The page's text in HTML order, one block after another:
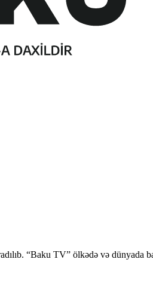
“Baku TV” ölkədə və dünyada